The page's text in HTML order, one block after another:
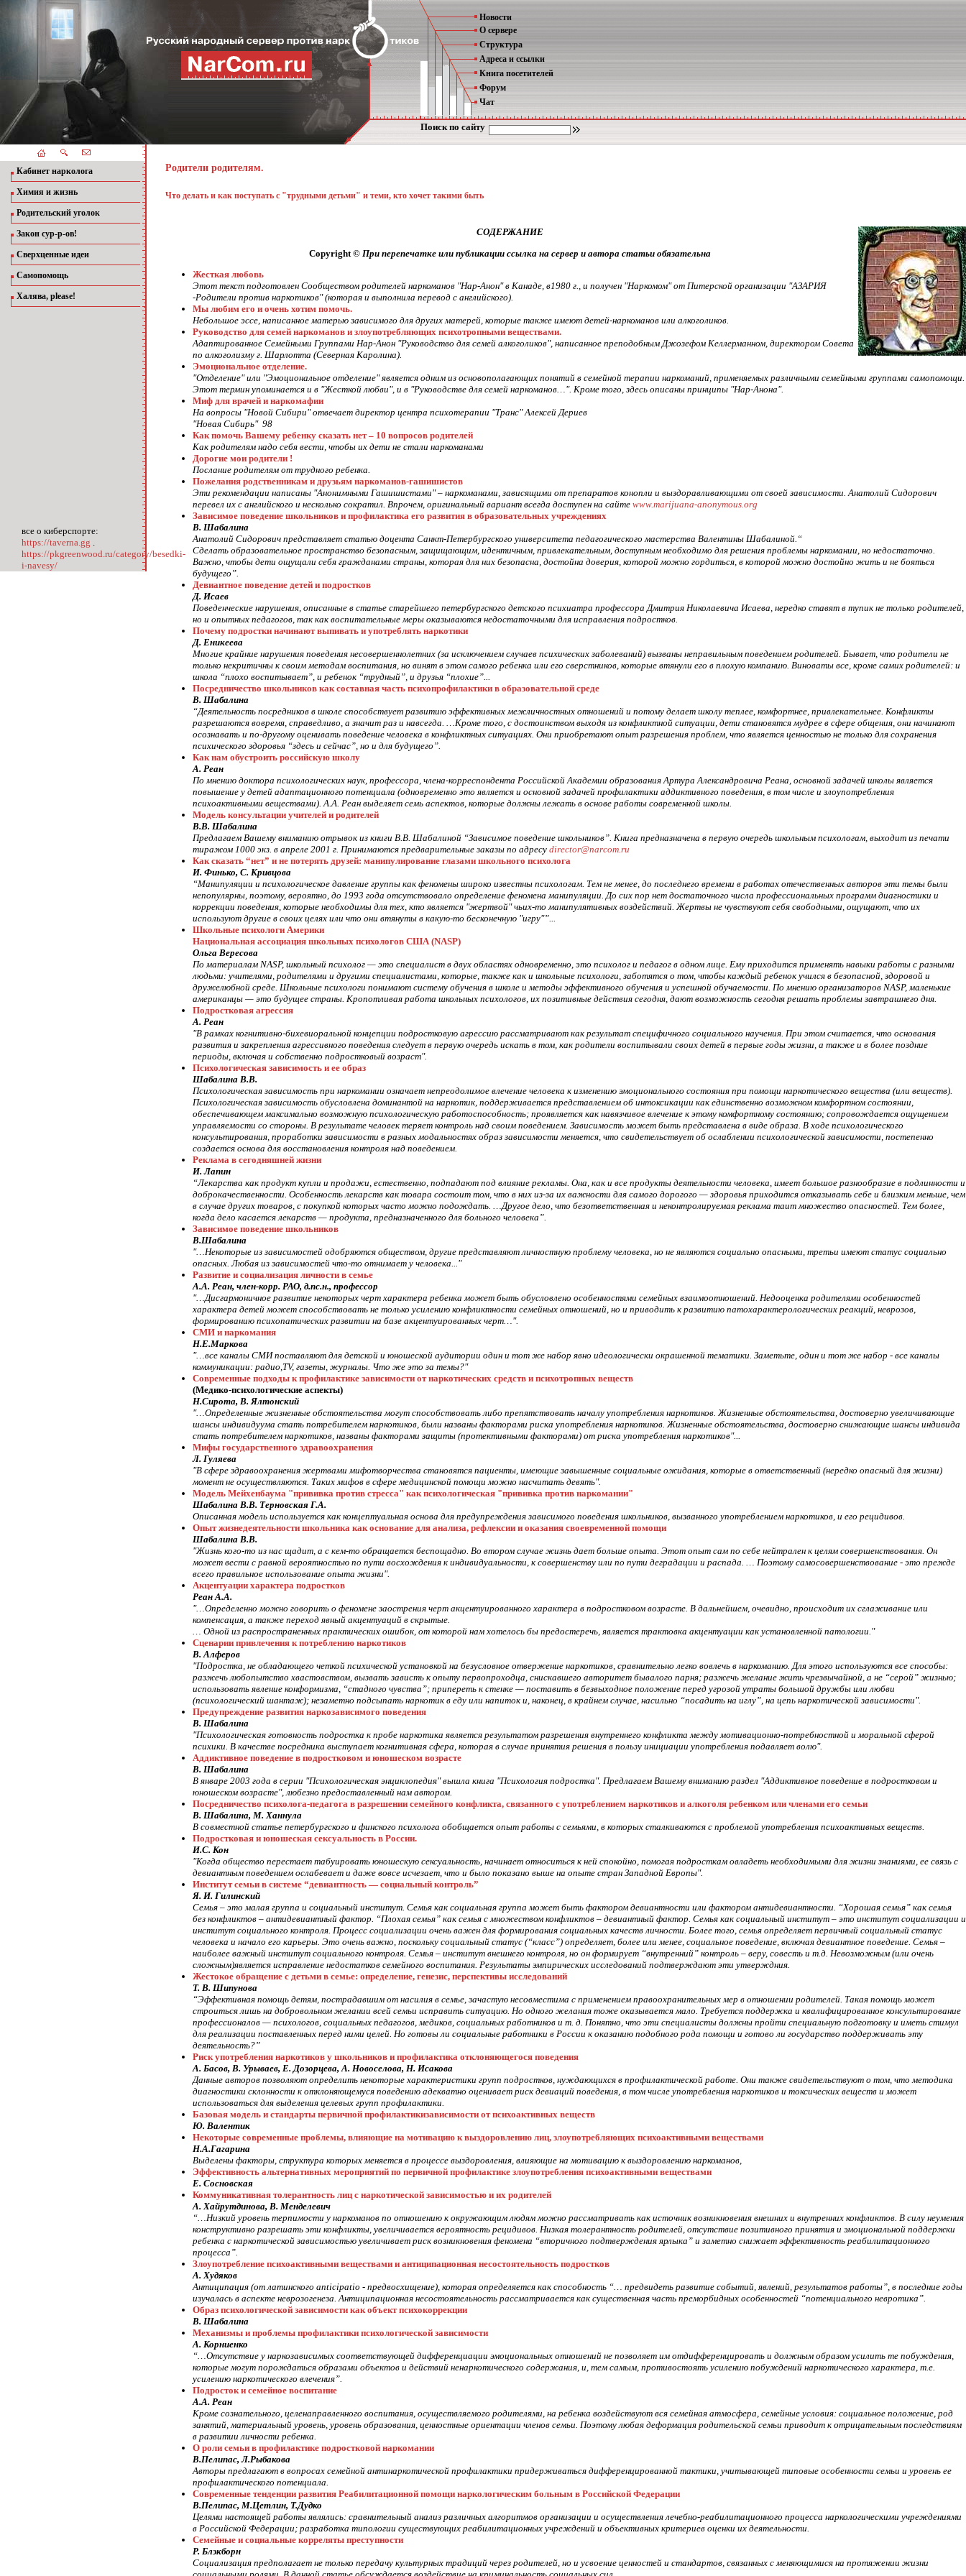
Новости
О сервере
Структура
Адреса и ссылки
Книга посетителей
Форум
Чат
Поиск по сайту
Кабинет нарколога
Химия и жизнь
Родительский уголок
Закон сур-р-ов!
Сверхценные идеи
Самопомощь
Халява, please!
все о киберспорте:
https://taverna.gg .
https://pkgreenwood.ru/category/besedki-
i-navesy/
Родители родителям.
Что делать и как поступать с "трудными детьми" и теми, кто хочет такими быть
СОДЕРЖАНИЕ
Copyright © При перепечатке или публикации ссылка на сервер и автора статьи обязательна
Жесткая любовь
Этот текст подготовлен Сообществом родителей наркоманов "Нар-Анон" в Канаде, в1980 г., и получен "Наркомом" от Питерской организации "АЗАРИЯ
-Родители против наркотиков" (которая и выполнила перевод с английского).
Мы любим его и очень хотим помочь.
Небольшое эссе, написанное матерью зависимого для других матерей, которые также имеют детей-наркоманов или алкоголиков.
Руководство для семей наркоманов и злоупотребляющих психотропными веществами.
Адаптированное Семейными Группами Нар-Анон "Руководство для семей алкоголиков", написанное преподобным Джозефом Келлерманном, директором Совета
по алкоголизму г. Шарлотта (Северная Каролина).
Эмоциональное отделение.
"Отделение" или "Эмоциональное отделение" является одним из основополагающих понятий в семейной терапии наркоманий, применяемых различными семейными группами самопомощи.
Этот термин упоминается и в "Жесткой любви", и в "Руководстве для семей наркоманов…". Кроме того, здесь описаны принципы "Нар-Анона".
Миф для врачей и наркомафии
На вопросы "Новой Сибири" отвечает директор центра психотерапии "Транс" Алексей Дериев
"Новая Сибирь" 98
Как помочь Вашему ребенку сказать нет – 10 вопросов родителей
Как родителям надо себя вести, чтобы их дети не стали наркоманами
Дорогие мои родители !
Послание родителям от трудного ребенка.
Пожелания родственникам и друзьям наркоманов-гашишистов
Эти рекомендации написаны "Анонимными Гашишистами" – наркоманами, зависящими от препаратов конопли и выздоравливающими от своей зависимости. Анатолий Сидорович
перевел их с английского и несколько сократил. Впрочем, оригинальный вариант всегда доступен на сайте www.marijuana-anonymous.org
Зависимое поведение школьников и профилактика его развития в образовательных учреждениях
В. Шабалина
Анатолий Сидорович представляет статью доцента Санкт-Петербургского университета педагогического мастерства Валентины Шабалиной.“
Сделать образовательное пространство безопасным, защищающим, идентичным, привлекательным, доступным необходимо для решения проблемы наркомании, но недостаточно.
Важно, чтобы дети ощущали себя гражданами страны, которая для них безопасна, достойна доверия, которой можно гордиться, в которой можно достойно жить и не бояться
будущего”.
Девиантное поведение детей и подростков
Д. Исаев
Поведенческие нарушения, описанные в статье старейшего петербургского детского психиатра профессора Дмитрия Николаевича Исаева, нередко ставят в тупик не только родителей,
но и опытных педагогов, так как воспитательные меры оказываются недостаточными для исправления подростков.
Почему подростки начинают выпивать и употреблять наркотики
Д. Еникеева
Многие крайние нарушения поведения несовершеннолетних (за исключением случаев психических заболеваний) вызваны неправильным поведением родителей. Бывает, что родители не
только некритичны к своим методам воспитания, но винят в этом самого ребенка или его сверстников, которые втянули его в плохую компанию. Виноваты все, кроме самих родителей: и
школа “плохо воспитывает”, и ребенок “трудный”, и друзья “плохие”...
Посредничество школьников как составная часть психопрофилактики в образовательной среде
В. Шабалина
“Деятельность посредников в школе способствует развитию эффективных межличностных отношений и потому делает школу теплее, комфортнее, привлекательнее. Конфликты
разрешаются вовремя, справедливо, а значит раз и навсегда. …Кроме того, с достоинством выходя из конфликтной ситуации, дети становятся мудрее в сфере общения, они начинают
осознавать и по-другому оценивать поведение человека в конфликтных ситуациях. Они приобретают опыт разрешения проблем, что является ценностью не только для сохранения
психического здоровья “здесь и сейчас”, но и для будущего”.
Как нам обустроить российскую школу
А. Реан
По мнению доктора психологических наук, профессора, члена-корреспондента Российской Академии образования Артура Александровича Реана, основной задачей школы является
повышение у детей адаптационного потенциала (одновременно это является и основной задачей профилактики аддиктивного поведения, в том числе и злоупотребления
психоактивными веществами). А.А. Реан выделяет семь аспектов, которые должны лежать в основе работы современной школы.
Модель консультации учителей и родителей
В.В. Шабалина
Предлагаем Вашему вниманию отрывок из книги В.В. Шабалиной “Зависимое поведение школьников”. Книга предназначена в первую очередь школьным психологам, выходит из печати
тиражом 1000 экз. в апреле 2001 г. Принимаются предварительные заказы по адресу director@narcom.ru
Как сказать “нет” и не потерять друзей: манипулирование глазами школьного психолога
И. Финько, С. Кривцова
“Манипуляции и психологическое давление группы как феномены широко известны психологам. Тем не менее, до последнего времени в работах отечественных авторов эти темы были
непопулярны, поэтому, вероятно, до 1993 года отсутствовало определение феномена манипуляции. До сих пор нет достаточного числа профессиональных программ диагностики и
коррекции поведения, которые необходимы для тех, кто является "жертвой" чьих-то манипулятивных воздействий. Жертвы не чувствуют себя свободными, ощущают, что их
используют другие в своих целях или что они втянуты в какую-то бесконечную "игру"”...
Школьные психологи Америки
Национальная ассоциация школьных психологов США (NASP)
Ольга Вересова
По материалам NASP, школьный психолог — это специалист в двух областях одновременно, это психолог и педагог в одном лице. Ему приходится применять навыки работы с разными
людьми: учителями, родителями и другими специалистами, которые, также как и школьные психологи, заботятся о том, чтобы каждый ребенок учился в безопасной, здоровой и
дружелюбной среде. Школьные психологи понимают систему обучения в школе и методы эффективного обучения и успешной обучаемости. По мнению организаторов NASP, маленькие
американцы — это будущее страны. Кропотливая работа школьных психологов, их позитивные действия сегодня, дают возможность сегодня решать проблемы завтрашнего дня.
Подростковая агрессия
А. Реан
"В рамках когнитивно-бихевиоральной концепции подростковую агрессию рассматривают как результат специфичного социального научения. При этом считается, что основания
развития и закрепления агрессивного поведения следует в первую очередь искать в том, как родители воспитывали своих детей в первые годы жизни, а также и в более поздние
периоды, включая и собственно подростковый возраст".
Психологическая зависимость и ее образ
Шабалина В.В.
Психологическая зависимость при наркомании означает непреодолимое влечение человека к изменению эмоционального состояния при помощи наркотического вещества (или веществ).
Психологическая зависимость обусловлена доминантой на наркотик, поддерживается представлением об интоксикации как единственно возможном комфортном состоянии,
обеспечивающем максимально возможную психологическую работоспособность; проявляется как навязчивое влечение к этому комфортному состоянию; сопровождается ощущением
управляемости со стороны. В результате человек теряет контроль над своим поведением. Зависимость может быть представлена в виде образа. В ходе психологического
консультирования, проработки зависимости в разных модальностях образ зависимости меняется, что свидетельствует об ослаблении психологической зависимости, постепенно
создается основа для восстановления контроля над поведением.
Реклама в сегодняшней жизни
И. Лапин
“Лекарства как продукт купли и продажи, естественно, подпадают под влияние рекламы. Она, как и все продукты деятельности человека, имеет большое разнообразие в подлинности и
доброкачественности. Особенность лекарств как товара состоит том, что в них из-за их важности для самого дорогого — здоровья приходится отказывать себе и близким меньше, чем
в случае других товаров, с покупкой которых часто можно подождать. …Другое дело, что безответственная и неконтролируемая реклама таит множество опасностей. Тем более,
когда дело касается лекарств — продукта, предназначенного для больного человека”.
Зависимое поведение школьников
В.Шабалина
"…Некоторые из зависимостей одобряются обществом, другие представляют личностную проблему человека, но не являются социально опасными, третьи имеют статус социально
опасных. Любая из зависимостей что-то отнимает у человека..."
Развитие и социализация личности в семье
А.А. Реан, член-корр. РАО, д.пс.н., профессор
"…Дисгармоничное развитие некоторых черт характера ребенка может быть обусловлено особенностями семейных взаимоотношений. Недооценка родителями особенностей
характера детей может способствовать не только усилению конфликтности семейных отношений, но и приводить к развитию патохарактерологических реакций, неврозов,
формированию психопатических развитии на базе акцентуированных черт…".
СМИ и наркомания
Н.Е.Маркова
"…все каналы СМИ поставляют для детской и юношеской аудитории один и тот же набор явно идеологически окрашенной тематики. Заметьте, один и тот же набор - все каналы
коммуникации: радио,TV, газеты, журналы. Что же это за темы?"
Современные подходы к профилактике зависимости от наркотических средств и психотропных веществ
(Медико-психологические аспекты)
Н.Сирота, В. Ялтонский
"…Определенные жизненные обстоятельства могут способствовать либо препятствовать началу употребления наркотиков. Жизненные обстоятельства, достоверно увеличивающие
шансы индивидуума стать потребителем наркотиков, были названы факторами риска употребления наркотиков. Жизненные обстоятельства, достоверно снижающие шансы индивида
стать потребителем наркотиков, названы факторами защиты (протективными факторами) от риска употребления наркотиков"...
Мифы государственного здравоохранения
Л. Гуляева
"В сфере здравоохранения жертвами мифотворчества становятся пациенты, имеющие завышенные социальные ожидания, которые в ответственный (нередко опасный для жизни)
момент не осуществляются. Таких мифов в сфере медицинской помощи можно насчитать девять".
Модель Мейхенбаума "прививка против стресса" как психологическая "прививка против наркомании"
Шабалина В.В. Терновская Г.А.
Описанная модель используется как концептуальная основа для предупреждения зависимого поведения школьников, вызванного употреблением наркотиков, и его рецидивов.
Опыт жизнедеятельности школьника как основание для анализа, рефлексии и оказания своевременной помощи
Шабалина В.В.
"Жизнь кого-то из нас щадит, а с кем-то обращается беспощадно. Во втором случае жизнь дает больше опыта. Этот опыт сам по себе нейтрален к целям совершенствования. Он
может вести с равной вероятностью по пути восхождения к индивидуальности, к совершенству или по пути деградации и распада. … Поэтому самосовершенствование - это прежде
всего правильное использование опыта жизни".
Акцентуации характера подростков
Реан А.А.
"…Определенно можно говорить о феномене заострения черт акцентуированного характера в подростковом возрасте. В дальнейшем, очевидно, происходит их сглаживание или
компенсация, а также переход явный акцентуаций в скрытые.
… Одной из распространенных практических ошибок, от которой нам хотелось бы предостеречь, является трактовка акцентуации как установленной патологии."
Сценарии привлечения к потреблению наркотиков
В. Алферов
"Подростка, не обладающего четкой психической установкой на безусловное отвержение наркотиков, сравнительно легко вовлечь в наркоманию. Для этого используются все способы:
разжечь любопытство хвастовством, вызвать зависть к опыту первопроходца, снискавшего авторитет бывалого парня; разжечь желание жить чрезвычайной, а не “серой” жизнью;
использовать явление конформизма, “стадного чувства”; припереть к стенке — поставить в безвыходное положение перед угрозой утраты большой дружбы или любви
(психологический шантаж); незаметно подсыпать наркотик в еду или напиток и, наконец, в крайнем случае, насильно “посадить на иглу”, на цепь наркотической зависимости".
Предупреждение развития наркозависимого поведения
В. Шабалина
"Психологическая готовность подростка к пробе наркотика является результатом разрешения внутреннего конфликта между мотивационно-потребностной и моральной сферой
психики. В качестве посредника выступает когнитивная сфера, которая в случае принятия решения в пользу инициации употребления подавляет волю".
Аддиктивное поведение в подростковом и юношеском возрасте
В. Шабалина
В январе 2003 года в серии "Психологическая энциклопедия" вышла книга "Психология подростка". Предлагаем Вашему вниманию раздел "Аддиктивное поведение в подростковом и
юношеском возрасте", любезно предоставленный нам автором.
Посредничество психолога-педагога в разрешении семейного конфликта, связанного с употреблением наркотиков и алкоголя ребенком или членами его семьи
В. Шабалина, М. Ханнула
В совместной статье петербургского и финского психолога обобщается опыт работы с семьями, в которых сталкиваются с проблемой употребления психоактивных веществ.
Подростковая и юношеская сексуальность в России.
И.С. Кон
"Когда общество перестает табуировать юношескую сексуальность, начинает относиться к ней спокойно, помогая подросткам овладеть необходимыми для жизни знаниями, ее связь с
девиантным поведением ослабевает и даже вовсе исчезает, что и было показано выше на опыте стран Западной Европы".
Институт семьи в системе “девиантность — социальный контроль”
Я. И. Гилинский
Семья – это малая группа и социальный институт. Семья как социальная группа может быть фактором девиантности или фактором антидевиантности. “Хорошая семья” как семья
без конфликтов – антидевиантный фактор. “Плохая семья” как семья с множеством конфликтов – девиантный фактор. Семья как социальный институт – это институт социализации и
институт социального контроля. Процесс социализации очень важен для формирования социальных качеств личности. Более того, семья определяет первичный социальный статус
человека и начало его карьеры. Это очень важно, поскольку социальный статус (“класс”) определяет, более или менее, социальное поведение, включая девиантное поведение. Семья –
наиболее важный институт социального контроля. Семья – институт внешнего контроля, но он формирует “внутренний” контроль – веру, совесть и т.д. Невозможным (или очень
сложным)является исправление недостатков семейного воспитания. Результаты эмпирических исследований подтверждают эти утверждния.
Жестокое обращение с детьми в семье: определение, генезис, перспективы исследований
Т. В. Шипунова
“Эффективная помощь детям, пострадавшим от насилия в семье, зачастую несовместима с применением правоохранительных мер в отношении родителей. Такая помощь может
строиться лишь на добровольном желании всей семьи исправить ситуацию. Но одного желания тоже оказывается мало. Требуется поддержка и квалифицированное консультирование
профессионалов — психологов, социальных педагогов, медиков, социальных работников и т. д. Понятно, что эти специалисты должны пройти специальную подготовку и иметь стимул
для реализации поставленных перед ними целей. Но готовы ли социальные работники в России к оказанию подобного рода помощи и готово ли государство поддерживать эту
деятельность?”
Риск употребления наркотиков у школьников и профилактика отклоняющегося поведения
А. Басов, В. Урываев, Е. Дозорцева, А. Новоселова, Н. Исакова
Данные авторов позволяют определить некоторые характеристики групп подростков, нуждающихся в профилактической работе. Они также свидетельствуют о том, что методика
диагностики склонности к отклоняющемуся поведению адекватно оценивает риск девиаций поведения, в том числе употребления наркотиков и токсических веществ и может
использоваться для выделения целевых групп профилактики.
Базовая модель и стандарты первичной профилактикизависимости от психоактивных веществ
Ю. Валентик
Некоторые современные проблемы, влияющие на мотивацию к выздоровлению лиц, злоупотребляющих психоактивными веществами
Н.А.Гагарина
Выделены факторы, структура которых меняется в процессе выздоровления, влияющие на мотивацию к выздоровлению наркоманов,
Эффективность альтернативных мероприятий по первичной профилактике злоупотребления психоактивными веществами
Е. Сосновская
Коммуникативная толерантность лиц с наркотической зависимостью и их родителей
А. Хайрутдинова, В. Менделевич
“…Низкий уровень терпимости у наркоманов по отношению к окружающим людям можно рассматривать как источник возникновения внешних и внутренних конфликтов. В силу неумения
конструктивно разрешать эти конфликты, увеличивается вероятность рецидивов. Низкая толерантность родителей, отсутствие позитивного принятия и эмоциональной поддержки
ребенка с наркотической зависимостью увеличивает риск возникновения феномена “вторичного подтверждения ярлыка” и заметно снижает эффективность реабилитационного
процесса”.
Злоупотребление психоактивными веществами и антиципационная несостоятельность подростков
А. Худяков
Антиципация (от латинского anticipatio - предвосхищение), которая определяется как способность “… предвидеть развитие событий, явлений, результатов работы”, в последние годы
изучалась в аспекте неврозогенеза. Антиципационная несостоятельность рассматривается как существенная часть преморбидных особенностей “потенциального невротика”.
Образ психологической зависимости как объект психокоррекции
В. Шабалина
Механизмы и проблемы профилактики психологической зависимости
А. Корниенко
“…Отсутствие у наркозависимых соответствующей дифференциации эмоциональных отношений не позволяет им отдифференцировать и должным образом усилить те побуждения,
которые могут порождаться образами объектов и действий ненаркотического содержания, и, тем самым, противостоять усилению побуждений наркотического характера, т.е.
усилению наркотического влечения”.
Подросток и семейное воспитание
А.А. Реан
Кроме сознательного, целенаправленного воспитания, осуществляемого родителями, на ребенка воздействуют вся семейная атмосфера, семейные условия: социальное положение, род
занятий, материальный уровень, уровень образования, ценностные ориентации членов семьи. Поэтому любая деформация родительской семьи приводит к отрицательным последствиям
в развитии личности ребенка.
О роли семьи в профилактике подростковой наркомании
В.Пелипас, Л.Рыбакова
Авторы предлагают в вопросах семейной антинаркотической профилактики придерживаться дифференцированной тактики, учитывающей типовые особенности семьи и уровень ее
профилактического потенциала.
Современные тенденции развития Реабилитационной помощи наркологическим больным в Российской Федерации
В.Пелипас, М.Цетлин, Т.Дудко
Целями настоящей работы являлись: сравнительный анализ различных алгоритмов организации и осуществления лечебно-реабилитационного процесса наркологическими учреждениями
в Российской Федерации; разработка типологии существующих реабилитационных учреждений и объективных критериев оценки их деятельности.
Семейные и социальные корреляты преступности
Р. Блэкборн
Социализация предполагает не только передачу культурных традиций через родителей, но и усвоение ценностей и стандартов, связанных с меняющимися на протяжении жизни